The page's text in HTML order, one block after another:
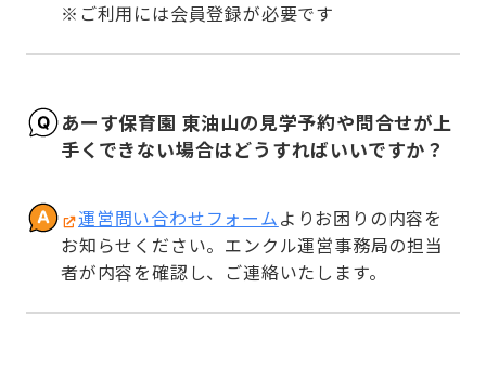
※ご利用には会員登録が必要です
あーす保育園 東油山の見学予約や問合せが上
手くできない場合はどうすればいいですか？
運営問い合わせフォームよりお困りの内容を
お知らせください。エンクル運営事務局の担当
者が内容を確認し、ご連絡いたします。